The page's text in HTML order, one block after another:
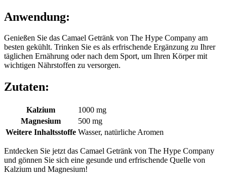
Anwendung:
Genießen Sie das Camael Getränk von The Hype Company am
besten gekühlt. Trinken Sie es als erfrischende Ergänzung zu Ihrer
täglichen Ernährung oder nach dem Sport, um Ihren Körper mit
wichtigen Nährstoffen zu versorgen.
Zutaten:
Kalzium
1000 mg
Magnesium
500 mg
Weitere Inhaltsstoffe Wasser, natürliche Aromen
Entdecken Sie jetzt das Camael Getränk von The Hype Company
und gönnen Sie sich eine gesunde und erfrischende Quelle von
Kalzium und Magnesium!